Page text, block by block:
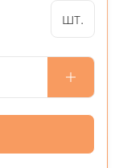
шт.